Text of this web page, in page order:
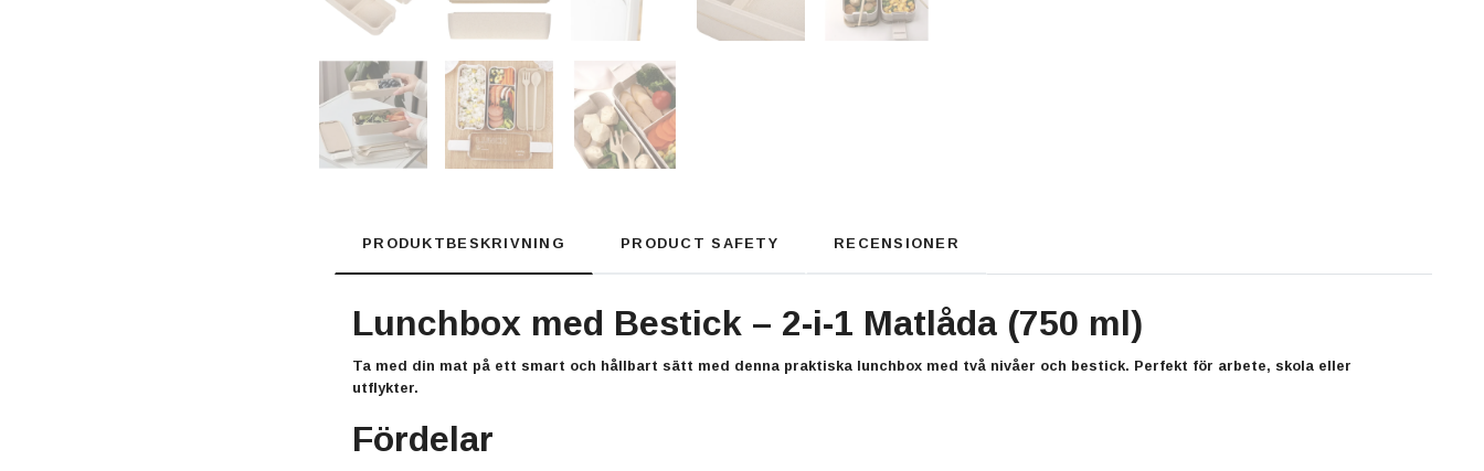
PRODUKTBESKRIVNING PRODUCT SAFETY RECENSIONER
Lunchbox med Bestick – 2-i-1 Matlåda (750 ml)
Ta med din mat på ett smart och hållbart sätt med denna praktiska lunchbox med två nivåer och bestick. Perfekt för arbete, skola eller
utflykter.
Fördelar